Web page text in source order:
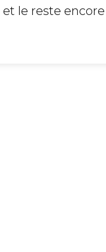
et le reste encore